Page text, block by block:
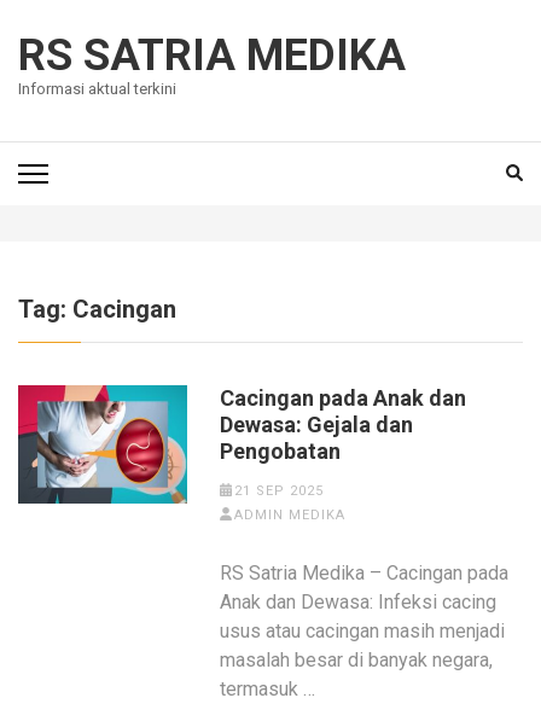
content
(Press
RS SATRIA MEDIKA
Informasi aktual terkini
Tag: Cacingan
Cacingan pada Anak dan
Dewasa: Gejala dan
Pengobatan
21 SEP 2025
ADMIN MEDIKA
RS Satria Medika – Cacingan pada
Anak dan Dewasa: Infeksi cacing
usus atau cacingan masih menjadi
masalah besar di banyak negara,
termasuk …